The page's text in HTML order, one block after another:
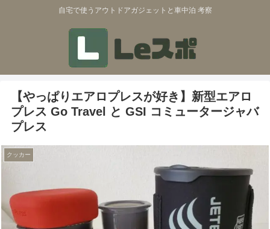
自宅で使うアウトドアガジェットと車中泊 考察
【やっぱりエアロプレスが好き】新型エアロ
プレス Go Travel と GSI コミュータージャバ
プレス
クッカー